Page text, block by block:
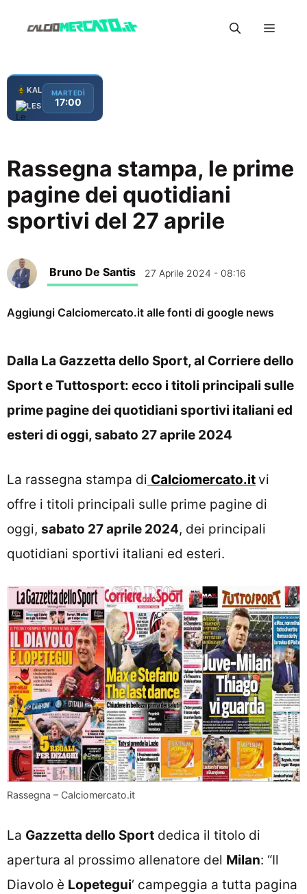
Menu
KAL
LES
MARTEDÌ
17:00
Rassegna stampa, le prime
pagine dei quotidiani
sportivi del 27 aprile
Bruno De Santis 27 Aprile 2024 - 08:16
Aggiungi Calciomercato.it alle fonti di google news
Dalla La Gazzetta dello Sport, al Corriere dello
Sport e Tuttosport: ecco i titoli principali sulle
prime pagine dei quotidiani sportivi italiani ed
esteri di oggi, sabato 27 aprile 2024
La rassegna stampa di Calciomercato.itvi
offre i titoli principali sulle prime pagine di
oggi, sabato 27aprile 2024, dei principali
quotidiani sportivi italiani ed esteri.
Rassegna – Calciomercato.it
La Gazzetta dello Sport dedica il titolo di
apertura al prossimo allenatore del Milan: “Il
Diavolo è Lopetegui‘ campeggia a tutta pagina